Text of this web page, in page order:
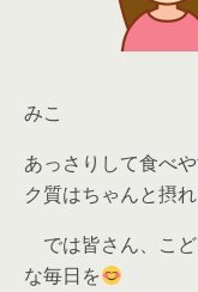
みこ
あっさりして食べ
ク質はちゃんと摂
では皆さん、こ
な毎日を